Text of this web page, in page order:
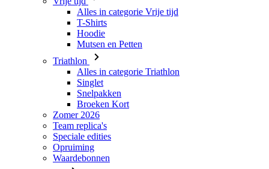
Alles in categorie Vrije tijd
T-Shirts
Hoodie
Mutsen en Petten
Triathlon
Alles in categorie Triathlon
Singlet
Snelpakken
Broeken Kort
Zomer 2026
Team replica's
Speciale edities
Opruiming
Waardebonnen